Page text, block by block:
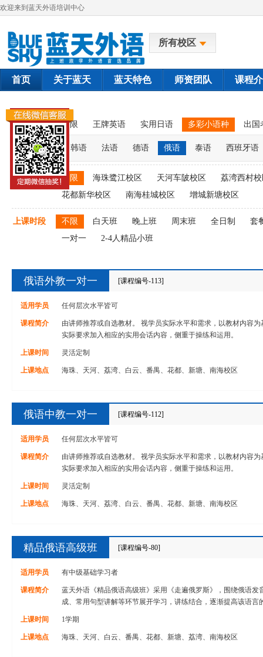
欢迎来到蓝天外语培训中心
所有校区
首页 关于蓝天 蓝天特色 师资团队 课程
课程类别 不限 王牌英语 实用日语 多彩小语种 出国
韩语 法语 德语 俄语 泰语 西班牙语
上课校区 不限 海珠鹭江校区 天河车陂校区
荔湾西村
花都新华校区
南海桂城校区 增城新塘校区
上课时段 不限 白天班 晚上班 周末班 全日制
套
一对一
2-4人精品小班
俄语外教一对一 [课程编号-113]
适用学员 任何层次水平皆可
课程简介
由讲师推荐或自选教材。 视学员实际水平和需求，以教材内容
实际要求加入相应的实用会话内容，侧重于操练和运用。
上课时间 灵活定制
上课地点 海珠、天河、荔湾、白云、番禺、花都、新塘、南海校区
俄语中教一对一 [课程编号-112]
适用学员 任何层次水平皆可
课程简介
由讲师推荐或自选教材。 视学员实际水平和需求，以教材内容
实际要求加入相应的实用会话内容，侧重于操练和运用。
上课时间 灵活定制
上课地点 海珠、天河、荔湾、白云、番禺、花都、新塘、南海校区
精品俄语高级班 [课程编号-80]
适用学员 有中级基础学习者
课程简介
蓝天外语《精品俄语高级班》采用《走遍俄罗斯》，围绕俄语发
成、常用句型讲解等环节展开学习，讲练结合，逐渐提高该语言
上课时间 1学期
上课地点 海珠、天河、白云、番禺、花都、新塘、荔湾、南海校区